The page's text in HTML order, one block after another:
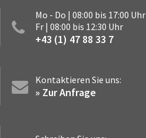
Mo - Do | 08:00 bis 17:00 Uhr
Fr | 08:00 bis 12:30 Uhr
+43 (1) 47 88 33 7
Kontaktieren Sie uns:
» Zur Anfrage